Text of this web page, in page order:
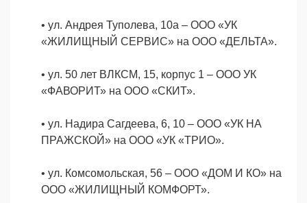
• ул. Андрея Туполева, 10а – ООО «УК
«ЖИЛИЩНЫЙ СЕРВИС» на ООО «ДЕЛЬТА».
• ул. 50 лет ВЛКСМ, 15, корпус 1 – ООО УК
«ФАВОРИТ» на ООО «СКИТ».
• ул. Надира Сагдеева, 6, 10 – ООО «УК НА
ПРАЖСКОЙ» на ООО «УК «ТРИО».
• ул. Комсомольская, 56 – ООО «ДОМ И КО» на
ООО «ЖИЛИЩНЫЙ КОМФОРТ».